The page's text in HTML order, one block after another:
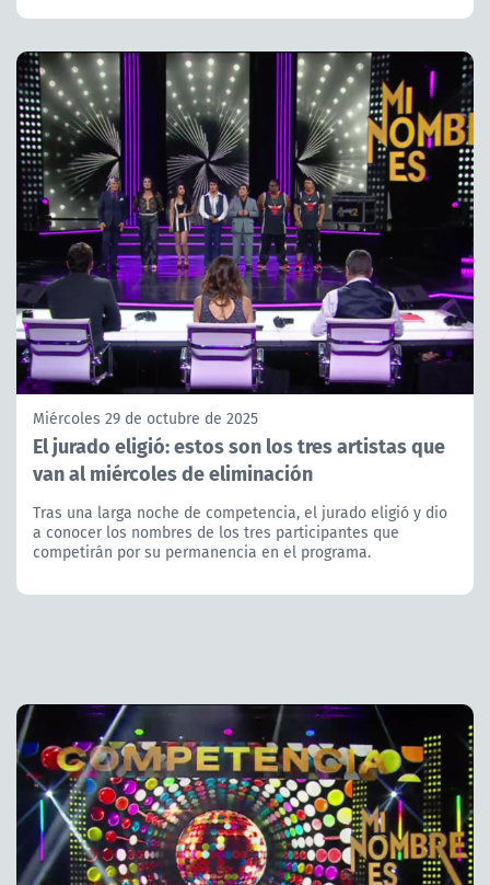
Miércoles 29 de octubre de 2025
El jurado eligió: estos son los tres artistas que
van al miércoles de eliminación
Tras una larga noche de competencia, el jurado eligió y dio
a conocer los nombres de los tres participantes que
competirán por su permanencia en el programa.